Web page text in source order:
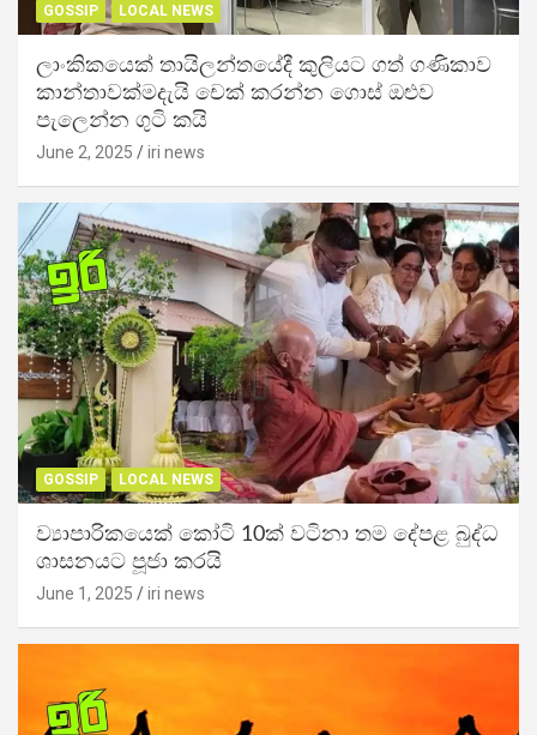
GOSSIP LOCAL NEWS
ලාංකිකයෙක් තායිලන්තයේදී කුලියට ගත් ගණිකාව
කාන්තාවක්මදැයි චෙක් කරන්න ගොස් ඔළුව
පැලෙන්න ගුටි කයි
June 2, 2025 iri news
GOSSIP LOCAL NEWS
ව්‍යාපාරිකයෙක් කෝටි 10ක් වටිනා තම දේපළ බුද්ධ
ශාසනයට පූජා කරයි
June 1, 2025 iri news